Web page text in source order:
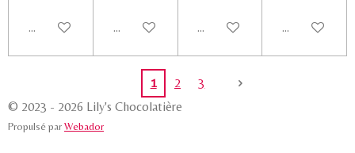
Ajouter au panierAjouter au panierAjouter au panierVoir les
1 2
3
© 2023 - 2026 Lily's Chocolatière
Propulsé par Webador